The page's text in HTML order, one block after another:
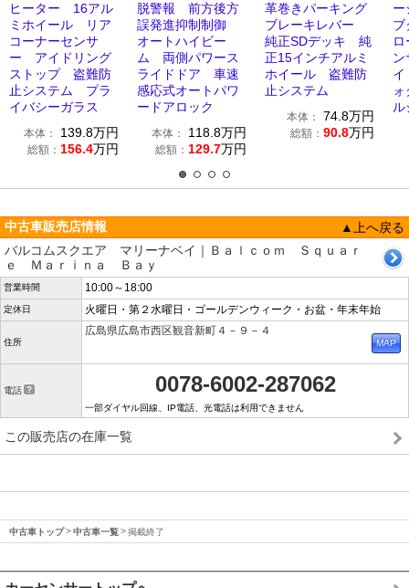
ヒーター 16アル
ミホイール リア
コーナーセンサ
ー アイドリング
ストップ 盗難防
止システム プラ
イバシーガラス
本体： 139.8万円
総額： 156.4万円
脱警報 前方後方
誤発進抑制制御
オートハイビー
ム 両側パワース
ライドドア 車速
感応式オートパワ
ードアロック
本体： 118.8万円
総額： 129.7万円
革巻きパーキング
ブレーキレバー
純正SDデッキ 純
正15インチアルミ
ホイール 盗難防
止システム
本体： 74.8万円
総額： 90.8万円
ブ
中古車販売店情報
▲上へ戻る
バルコムスクエア マリーナベイ｜Ｂａｌｃｏｍ Ｓｑｕａｒ
ｅ Ｍａｒｉｎａ Ｂａｙ
営業時間 10:00～18:00
定休日 火曜日・第２水曜日・ゴールデンウィーク・お盆・年末年始
住所
広島県広島市西区観音新町４－９－４
電話 0078-6002-287062
一部ダイヤル回線、IP電話、光電話は利用できません
この販売店の在庫一覧
中古車トップ 中古車一覧 掲載終了